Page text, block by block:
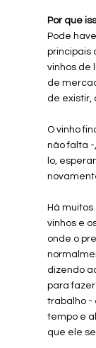
Por que
Pode
principais
vinhos de
de
de existir,
O vinho
não falta -
lo,
Há
vinhos e
onde o
dizendo
para fazer
trabalho -
tempo e
que ele